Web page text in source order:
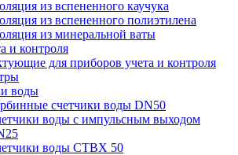
из вспененного каучука
из вспененного полиэтилена
из минеральной ваты
и контроля
для приборов учета и контроля
воды
счетчики воды DN50
воды с импульсным выходом
воды СТВХ 50